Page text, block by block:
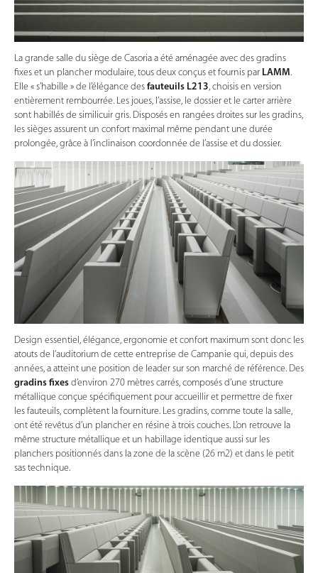
La grande salle du siège de Casoria a été aménagée avec des gradins
fixes et un plancher modulaire, tous deux conçus et fournis par LAMM.
Elle « s’habille » de l’élégance des fauteuils L213, choisis en version
entièrement rembourrée. Les joues, l’assise, le dossier et le carter arrière
sont habillés de similicuir gris. Disposés en rangées droites sur les gradins,
les sièges assurent un confort maximal même pendant une durée
prolongée, grâce à l’inclinaison coordonnée de l’assise et du dossier.
Design essentiel, élégance, ergonomie et confort maximum sont donc les
atouts de l’auditorium de cette entreprise de Campanie qui, depuis des
années, a atteint une position de leader sur son marché de référence. Des
gradins fixes d’environ 270 mètres carrés, composés d’une structure
métallique conçue spécifiquement pour accueillir et permettre de fixer
les fauteuils, complètent la fourniture. Les gradins, comme toute la salle,
ont été revêtus d’un plancher en résine à trois couches. L’on retrouve la
même structure métallique et un habillage identique aussi sur les
planchers positionnés dans la zone de la scène (26 m2) et dans le petit
sas technique.